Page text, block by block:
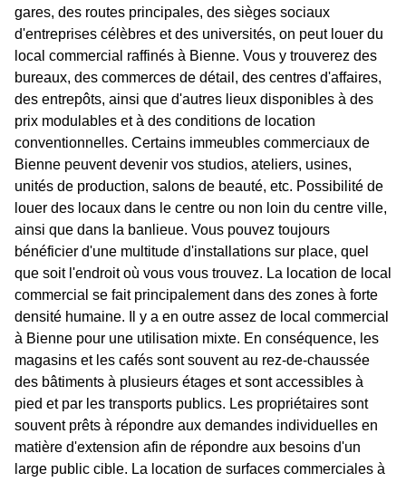
gares, des routes principales, des sièges sociaux
d'entreprises célèbres et des universités, on peut louer du
local commercial raffinés à Bienne. Vous y trouverez des
bureaux, des commerces de détail, des centres d'affaires,
des entrepôts, ainsi que d'autres lieux disponibles à des
prix modulables et à des conditions de location
conventionnelles. Certains immeubles commerciaux de
Bienne peuvent devenir vos studios, ateliers, usines,
unités de production, salons de beauté, etc. Possibilité de
louer des locaux dans le centre ou non loin du centre ville,
ainsi que dans la banlieue. Vous pouvez toujours
bénéficier d'une multitude d'installations sur place, quel
que soit l'endroit où vous vous trouvez. La location de local
commercial se fait principalement dans des zones à forte
densité humaine. Il y a en outre assez de local commercial
à Bienne pour une utilisation mixte. En conséquence, les
magasins et les cafés sont souvent au rez-de-chaussée
des bâtiments à plusieurs étages et sont accessibles à
pied et par les transports publics. Les propriétaires sont
souvent prêts à répondre aux demandes individuelles en
matière d'extension afin de répondre aux besoins d'un
large public cible. La location de surfaces commerciales à